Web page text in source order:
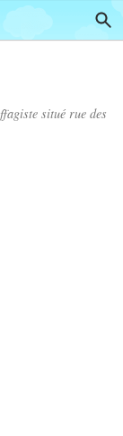
situé rue des